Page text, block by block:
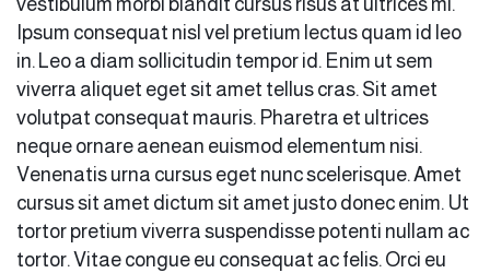
Ipsum consequat nisl vel pretium lectus quam id leo
in. Leo a diam sollicitudin tempor id. Enim ut sem
viverra aliquet eget sit amet tellus cras. Sit amet
volutpat consequat mauris. Pharetra et ultrices
neque ornare aenean euismod elementum nisi.
Venenatis urna cursus eget nunc scelerisque. Amet
cursus sit amet dictum sit amet justo donec enim. Ut
tortor pretium viverra suspendisse potenti nullam ac
tortor. Vitae congue eu consequat ac felis. Orci eu